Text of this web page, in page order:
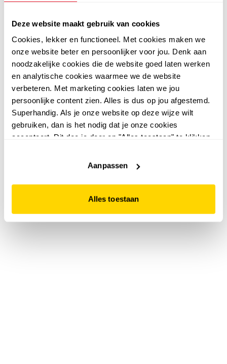
Deze website maakt gebruik van cookies
Cookies, lekker en functioneel. Met cookies maken we
onze website beter en persoonlijker voor jou. Denk aan
noodzakelijke cookies die de website goed laten werken
en analytische cookies waarmee we de website
verbeteren. Met marketing cookies laten we jou
persoonlijke content zien. Alles is dus op jou afgestemd.
Superhandig. Als je onze website op deze wijze wilt
gebruiken, dan is het nodig dat je onze cookies
accepteert. Dit doe je door op "Alles toestaan" te klikken.
website niet optimaal functioneert.
Aanpassen
Alles toestaan